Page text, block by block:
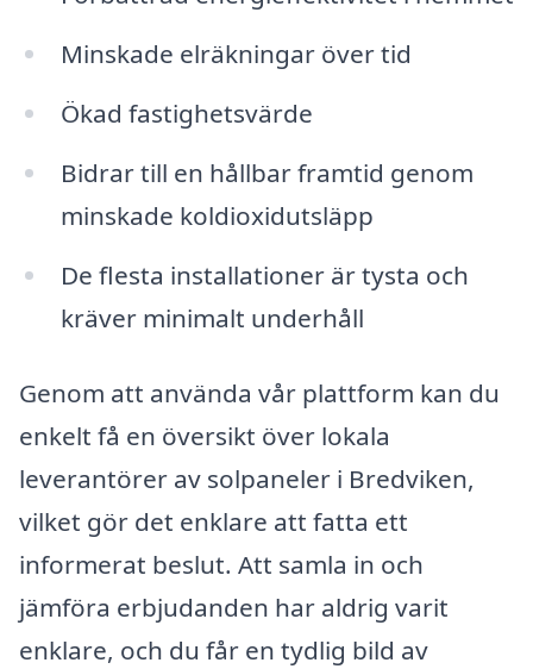
Minskade elräkningar över tid
Ökad fastighetsvärde
Bidrar till en hållbar framtid genom
minskade koldioxidutsläpp
De flesta installationer är tysta och
kräver minimalt underhåll
Genom att använda vår plattform kan du
enkelt få en översikt över lokala
leverantörer av solpaneler i Bredviken,
vilket gör det enklare att fatta ett
informerat beslut. Att samla in och
jämföra erbjudanden har aldrig varit
enklare, och du får en tydlig bild av